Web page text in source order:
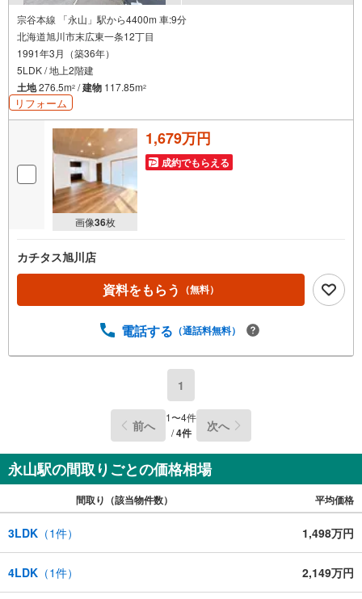
宗谷本線 「永山」駅から4400m 車:9分
北海道旭川市末広東一条12丁目
1991年3月（築36年）
5LDK / 地上2階建
土地276.5m2 /建物 117.85m2
リフォーム
画像36枚
1,679万円
成約でもらえる
カチタス旭川店
資料をもらう （無料）
電話する （通話料無料）
1
前へ 1〜4件
/4件 次へ
永山駅の間取りごとの価格相場
間取り（該当物件数） 平均価格
3LDK （1件） 1,498万円
4LDK （1件） 2,149万円